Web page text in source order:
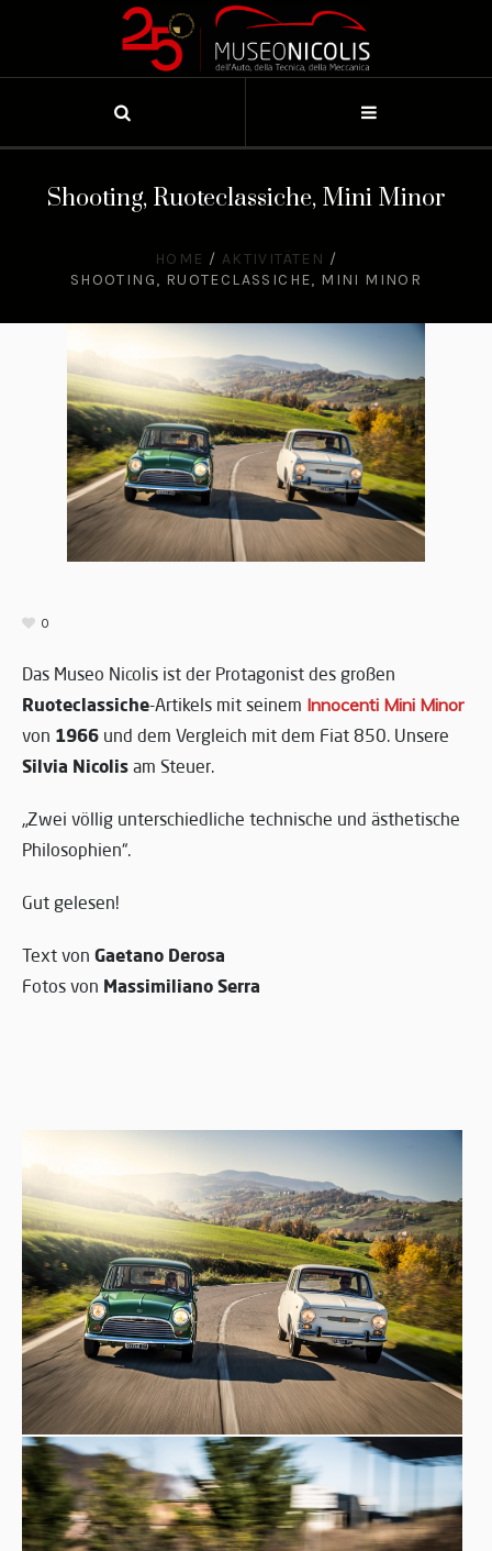
Shooting, Ruoteclassiche, Mini Minor
HOME / AKTIVITÄTEN /
SHOOTING, RUOTECLASSICHE, MINI MINOR
0
Das Museo Nicolis ist der Protagonist des großen
Ruoteclassiche-Artikels mit seinem Innocenti Mini Minor
von 1966 und dem Vergleich mit dem Fiat 850. Unsere
Silvia Nicolis am Steuer.
„Zwei völlig unterschiedliche technische und ästhetische
Philosophien“.
Gut gelesen!
Text von Gaetano Derosa
Fotos von Massimiliano Serra